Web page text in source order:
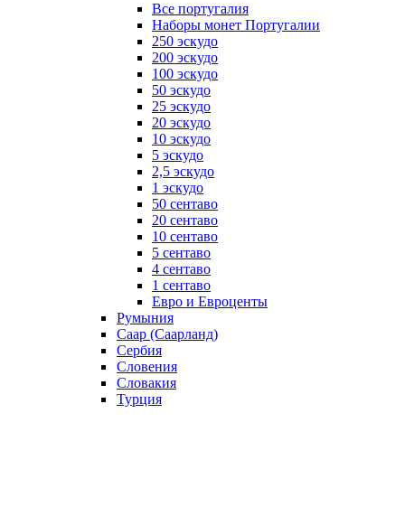
Все португалия
Наборы монет Португалии
250 эскудо
200 эскудо
100 эскудо
50 эскудо
25 эскудо
20 эскудо
10 эскудо
5 эскудо
2,5 эскудо
1 эскудо
50 сентаво
20 сентаво
10 сентаво
5 сентаво
4 сентаво
1 сентаво
Евро и Евроценты
Румыния
Саар (Саарланд)
Сербия
Словения
Словакия
Турция